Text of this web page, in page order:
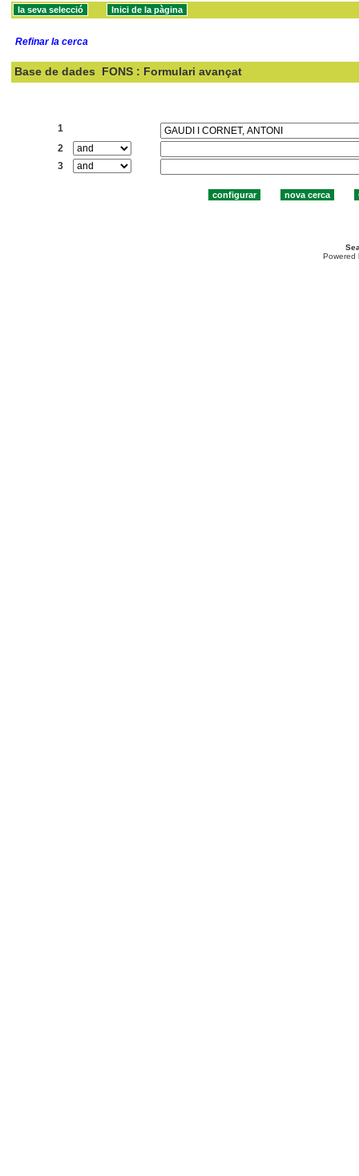
Refinar la cerca
Base de dades FONS : Formulari avançat
1
2
3